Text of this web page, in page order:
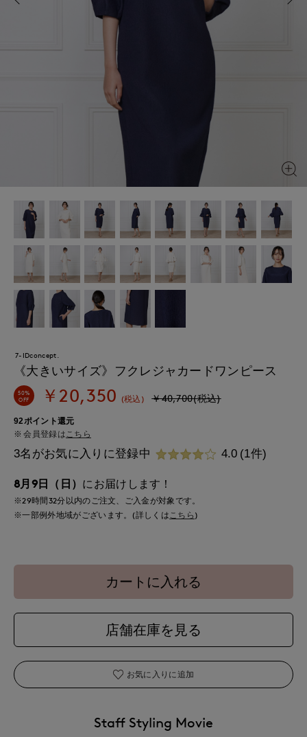
7-IDconcept.
《大きいサイズ》フクレジャカードワンピース
50%
OFF
￥20,350 (税込) ￥40,700(税込)
92ポイント還元
会員登録は こちら
3名がお気に入りに登録中 4.0 (1件)
8月9日（日） にお届けします！
※29時間32分以内のご注文、ご入金が対象です。
※一部例外地域がございます。(詳しくはこちら )
カートに入れる
店舗在庫を見る
お気に入りに追加
Staff Styling Movie